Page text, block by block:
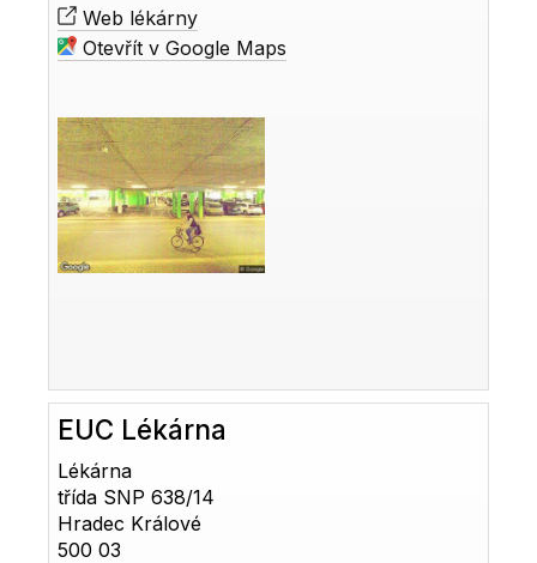
Web lékárny
Otevřít v Google Maps
EUC Lékárna
Lékárna
třída SNP 638/14
Hradec Králové
500 03